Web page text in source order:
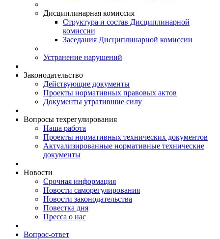
Дисциплинарная комиссия
Структура и состав Дисциплинарной
комиссии
Заседания Дисциплинарной комиссии
Устранение нарушений
Законодательство
Действующие документы
Проекты нормативных правовых актов
Документы утратившие силу
Вопросы техрегулирования
Наша работа
Проекты нормативных технических документов
Актуализированные нормативные технические
документы
Новости
Срочная информация
Новости саморегулирования
Новости законодательства
Повестка дня
Пресса о нас
Вопрос-ответ